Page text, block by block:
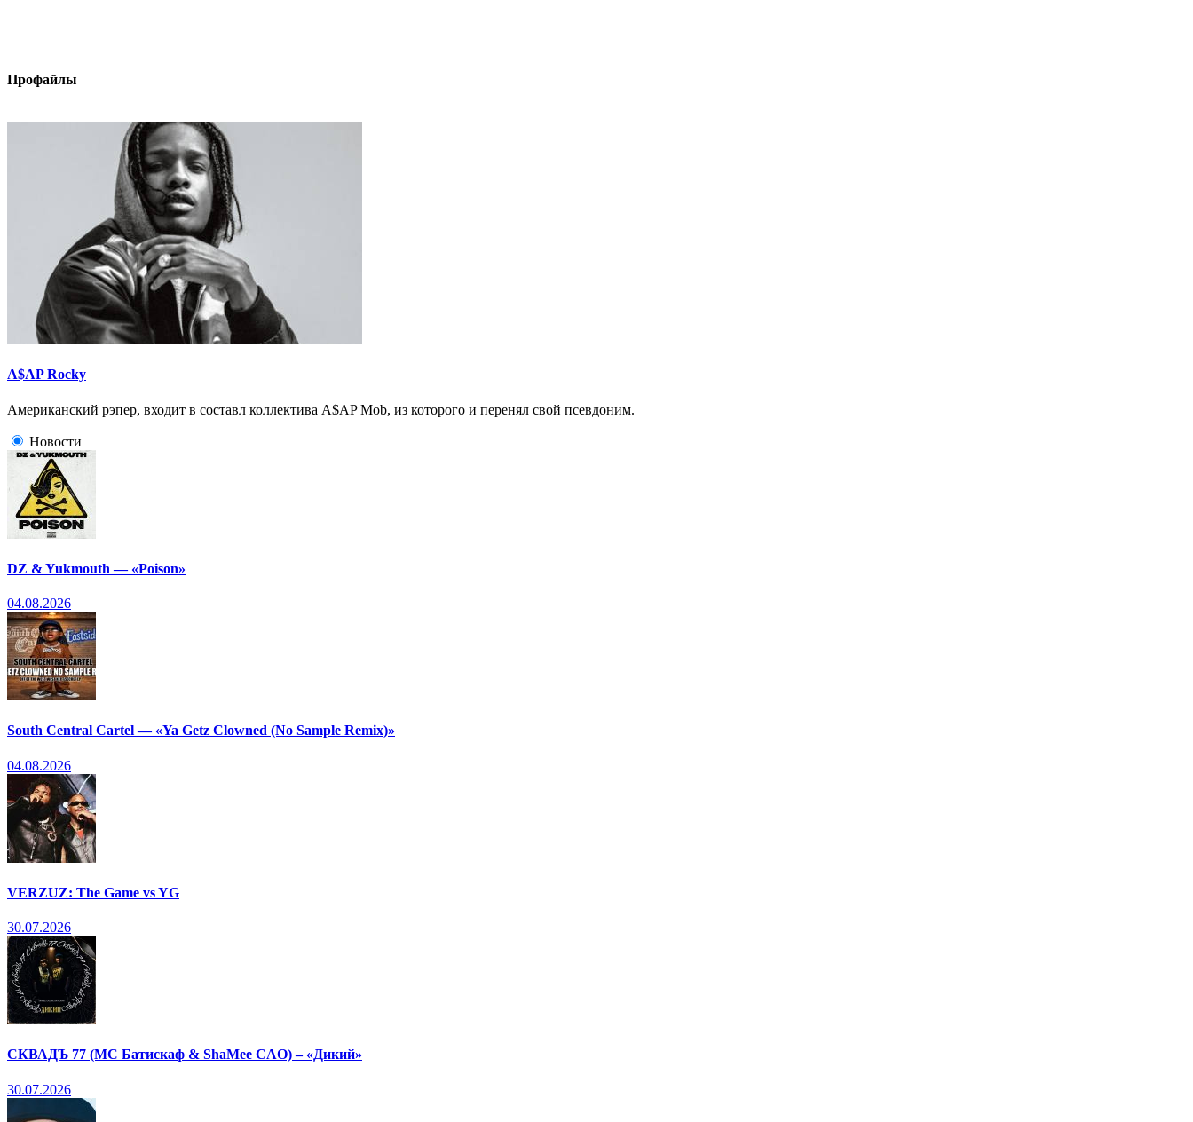
Профайлы
A$AP Rocky
Американский рэпер, входит в составл коллектива A$AP Mob, из которого и перенял свой псевдоним.
Новости
DZ & Yukmouth — «Poison»
04.08.2026
South Central Cartel — «Ya Getz Clowned (No Sample Remix)»
04.08.2026
VERZUZ: The Game vs YG
30.07.2026
СКВАДЪ 77 (МС Батискаф & ShaMee CAO) – «Дикий»
30.07.2026